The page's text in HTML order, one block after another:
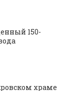
150-
храме